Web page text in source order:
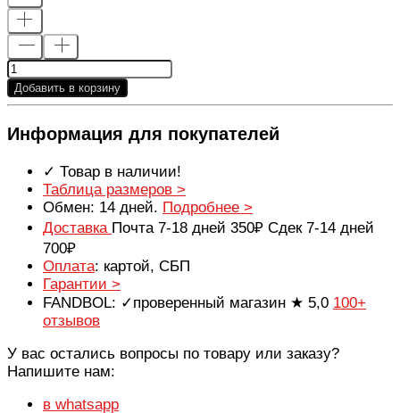
Добавить в корзину
Информация для покупателей
✓ Товар в наличии!
Таблица размеров >
Обмен: 14 дней. Подробнее >
Доставка Почта 7-18 дней 350₽ Сдек 7-14 дней
700₽
Оплата: картой, СБП
Гарантии >
FANDBOL: ✓проверенный магазин ★ 5,0 100+
отзывов
У вас остались вопросы по товару или заказу?
Напишите нам:
в whatsapp